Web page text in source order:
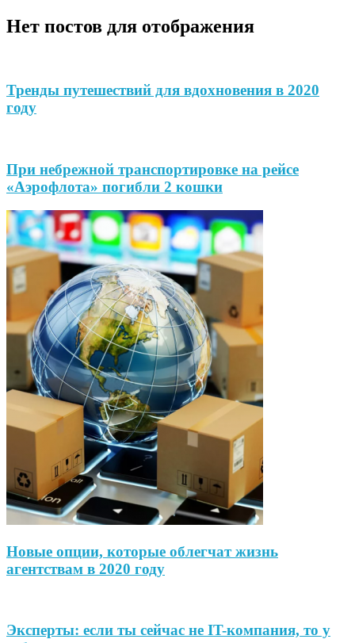
Нет постов для отображения
Тренды путешествий для вдохновения в 2020
году
При небрежной транспортировке на рейсе
«Аэрофлота» погибли 2 кошки
Новые опции, которые облегчат жизнь
агентствам в 2020 году
Эксперты: если ты сейчас не IT-компания, то у